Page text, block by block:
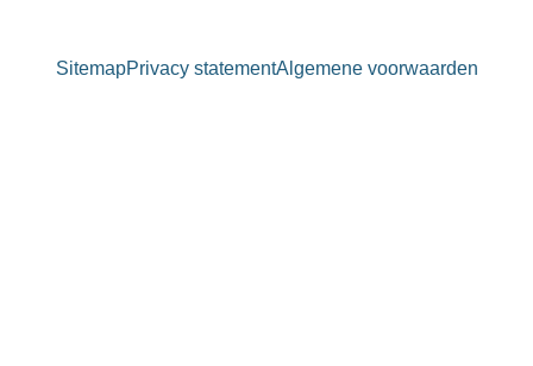
SitemapPrivacy statementAlgemene voorwaarden